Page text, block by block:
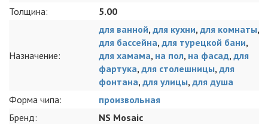
Толщина:
5.00
Назначение:
для ванной, для кухни, для комнаты,
для бассейна, для турецкой бани,
для хамама, на пол, на фасад, для
фартука, для столешницы, для
фонтана, для улицы, для душа
Форма чипа:
произвольная
Бренд:
NS Mosaic